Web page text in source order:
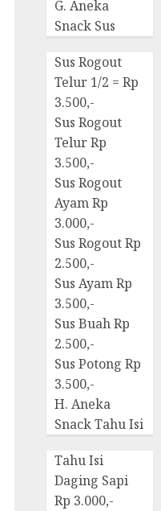
G. Aneka
Snack Sus
Sus Rogout
Telur 1/2 = Rp
3.500,-
Sus Rogout
Telur Rp
3.500,-
Sus Rogout
Ayam Rp
3.000,-
Sus Rogout Rp
2.500,-
Sus Ayam Rp
3.500,-
Sus Buah Rp
2.500,-
Sus Potong Rp
3.500,-
H. Aneka
Snack Tahu Isi
Tahu Isi
Daging Sapi
Rp 3.000,-